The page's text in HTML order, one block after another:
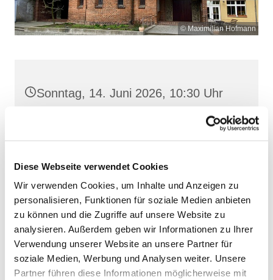
Diese Webseite verwendet Cookies
Wir verwenden Cookies, um Inhalte und Anzeigen zu
personalisieren, Funktionen für soziale Medien anbieten
zu können und die Zugriffe auf unsere Website zu
analysieren. Außerdem geben wir Informationen zu Ihrer
Verwendung unserer Website an unsere Partner für
soziale Medien, Werbung und Analysen weiter. Unsere
Partner führen diese Informationen möglicherweise mit
© Maximilian Hofmann
Sonntag, 14. Juni 2026, 10:30 Uhr
Frankenwall 7, 18439 Stralsund